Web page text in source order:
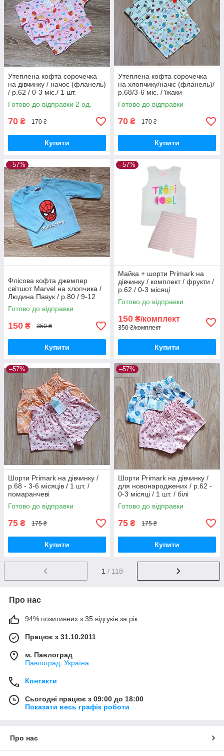
Утеплена кофта сорочечка
на дівчинку / начос (фланель)
/ р.62 / 0-3 міс./ 1 шт.
Готово до відправки 2 од.
70 ₴ 170 ₴
Купити
Утеплена кофта сорочечка
на хлопчику/начіс (фланель)/
р.68/3-6 міс. / їжаки
Готово до відправки
70 ₴ 170 ₴
Купити
–57%
Флісова кофта джемпер
світшот Marvel на хлопчика /
Людина Павук / р.80 / 9-12
міс.
Готово до відправки
150 ₴ 350 ₴
Купити
–57%
Майка + шорти Primark на
дівчинку / комплект / фрукти /
р.62 / 0-3 місяці
Готово до відправки
150 ₴/комплект
350 ₴/комплект
Купити
–57%
Шорти Primark на дівчинку /
р.68 - 3-6 місяців / 1 шт. /
помаранчеві
Готово до відправки
75 ₴ 175 ₴
Купити
–57%
Шорти Primark на дівчинку /
для новонароджених / р.62 -
0-3 місяці / 1 шт. / білі
Готово до відправки
75 ₴ 175 ₴
Купити
1 / 118
Про нас
94% позитивних з 35 відгуків за рік
Працює з 31.10.2011
м. Павлоград
Павлоград, Україна
Контакти
Сьогодні працює з 09:00 до 18:00
Показати весь графік роботи
Про нас